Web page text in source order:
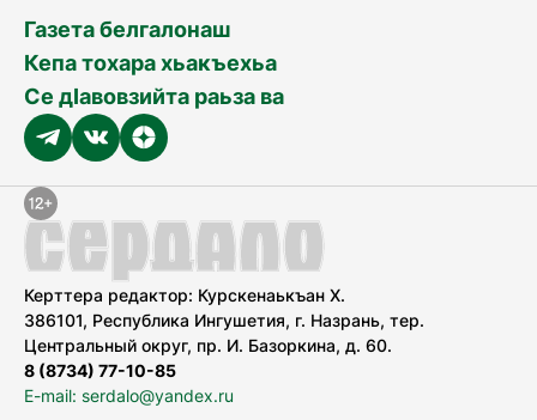
Газета белгалонаш
Кепа тохара хьакъехьа
Се дӀавовзийта раьза ва
Керттера редактор: Курскенаькъан Х.
386101, Республика Ингушетия, г. Назрань, тер.
Центральный округ, пр. И. Базоркина, д. 60.
8 (8734) 77-10-85
E-mail: serdalo@yandex.ru